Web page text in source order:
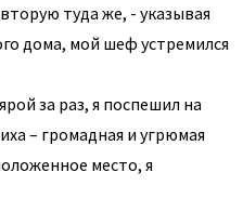
туда же, - указывая
дома, мой шеф устремился
за раз, я поспешил на
– громадная и угрюмая
место, я